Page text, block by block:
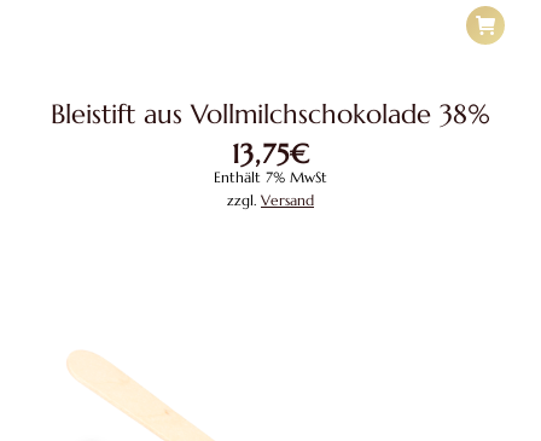
Bleistift aus Vollmilchschokolade 38%
13,75€
Enthält 7% MwSt
zzgl. Versand